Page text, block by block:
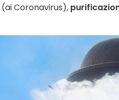
(ai Coronavirus),